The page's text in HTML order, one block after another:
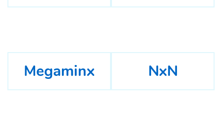
Megaminx NxN